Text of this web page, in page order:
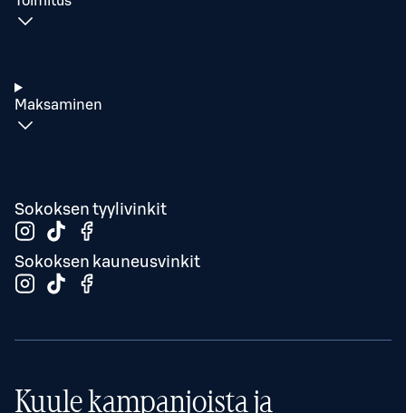
Maksaminen
Sokoksen tyylivinkit
Sokoksen kauneusvinkit
Kuule kampanjoista ja